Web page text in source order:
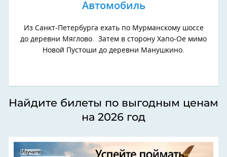
Автомобиль
Из Санкт-Петербурга ехать по Мурманскому шоссе
до деревни Мяглово. Затем в сторону Хапо-Ое мимо
Новой Пустоши до деревни Манушкино.
Найдите билеты по выгодным ценам
на 2026 год